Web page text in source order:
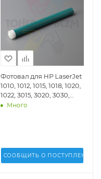
Фотовал для HP LaserJet
1010, 1012, 1015, 1018, 1020,
1022, 3015, 3020, 3030,
3050, 3052, 3055, M1005,
Много
СООБЩИТЬ О ПОСТУПЛЕНИИ